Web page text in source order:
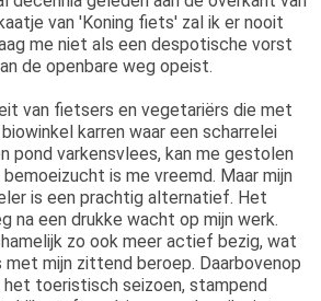
van 'Koning fiets' zal ik er nooit
me niet als een despotische vorst
de openbare weg opeist.
van fietsers en vegetariërs die met
karren waar een scharrelei
pond varkensvlees, kan me gestolen
is me vreemd. Maar mijn
is een prachtig alternatief. Het
na een drukke wacht op mijn werk.
zo ook meer actief bezig, wat
met mijn zittend beroep. Daarbovenop
het toeristisch seizoen, stampend